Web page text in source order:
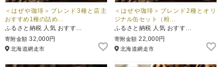
＜はぜや珈琲＞ブレンド3種と店主
おすすめ1種の詰め…
ふるさと納税 人気 おすす…
寄附金額 32,000円
北海道網走市
＜はぜや珈琲＞ブレンド2種とオリ
ジナル缶セット（粉…
ふるさと納税 人気 おすす…
寄附金額 22,000円
北海道網走市